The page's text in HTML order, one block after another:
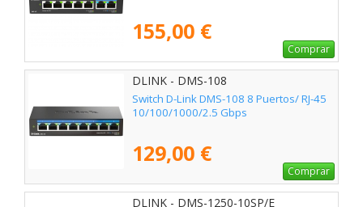
155,00 €
Comprar
DLINK - DMS-108
Switch D-Link DMS-108 8 Puertos/ RJ-45
10/100/1000/2.5 Gbps
129,00 €
Comprar
DLINK - DMS-1250-10SP/E